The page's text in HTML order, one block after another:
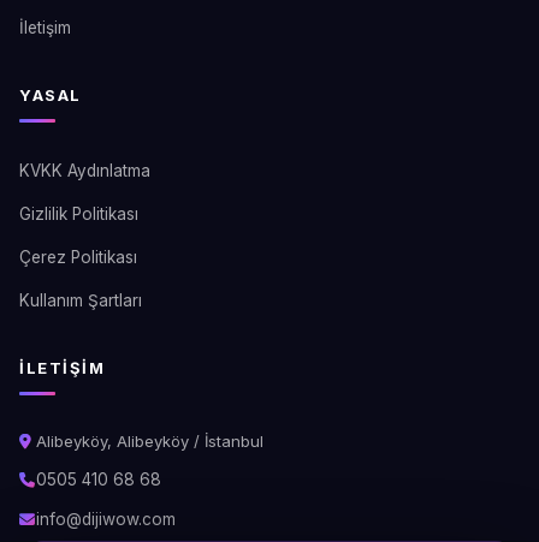
İletişim
YASAL
KVKK Aydınlatma
Gizlilik Politikası
Çerez Politikası
Kullanım Şartları
İLETIŞIM
Alibeyköy, Alibeyköy / İstanbul
0505 410 68 68
info@dijiwow.com